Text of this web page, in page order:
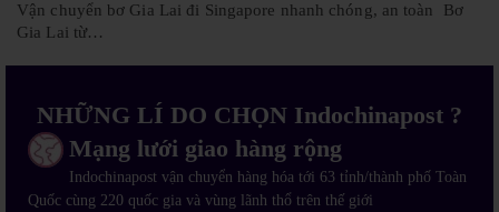
Vận chuyển bơ Gia Lai đi Singapore nhanh chóng, an toàn Bơ
Gia Lai từ…
NHỮNG LÍ DO CHỌN Indochinapost ?
Mạng lưới giao hàng rộng
Indochinapost vận chuyển hàng hóa tới 63 tỉnh/thành phố Toàn
Quốc cùng 220 quốc gia và vùng lãnh thổ trên thế giới